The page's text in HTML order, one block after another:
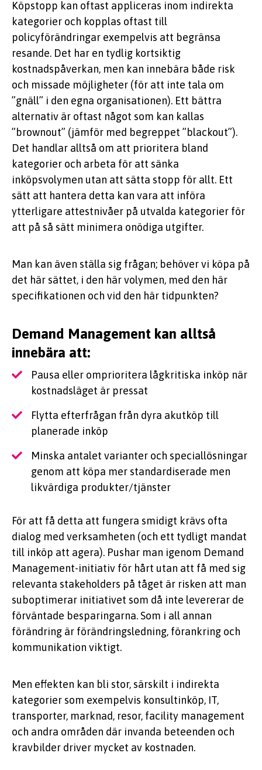
Köpstopp kan oftast appliceras inom indirekta
kategorier och kopplas oftast till
policyförändringar exempelvis att begränsa
resande. Det har en tydlig kortsiktig
kostnadspåverkan, men kan innebära både risk
och missade möjligheter (för att inte tala om
”gnäll” i den egna organisationen). Ett bättra
alternativ är oftast något som kan kallas
”brownout” (jämför med begreppet ”blackout”).
Det handlar alltså om att prioritera bland
kategorier och arbeta för att sänka
inköpsvolymen utan att sätta stopp för allt. Ett
sätt att hantera detta kan vara att införa
ytterligare attestnivåer på utvalda kategorier för
att på så sätt minimera onödiga utgifter.
Man kan även ställa sig frågan; behöver vi köpa på
det här sättet, i den här volymen, med den här
specifikationen och vid den här tidpunkten?
Demand Management kan alltså
innebära att:
Pausa eller omprioritera lågkritiska inköp när
kostnadsläget är pressat
Flytta efterfrågan från dyra akutköp till
planerade inköp
Minska antalet varianter och speciallösningar
genom att köpa mer standardiserade men
likvärdiga produkter/tjänster
För att få detta att fungera smidigt krävs ofta
dialog med verksamheten (och ett tydligt mandat
till inköp att agera). Pushar man igenom Demand
Management-initiativ för hårt utan att få med sig
relevanta stakeholders på tåget är risken att man
suboptimerar initiativet som då inte levererar de
förväntade besparingarna. Som i all annan
förändring är förändringsledning, förankring och
kommunikation viktigt.
Men effekten kan bli stor, särskilt i indirekta
kategorier som exempelvis konsultinköp, IT,
transporter, marknad, resor, facility management
och andra områden där invanda beteenden och
kravbilder driver mycket av kostnaden.